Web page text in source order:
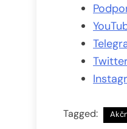
Tagged: